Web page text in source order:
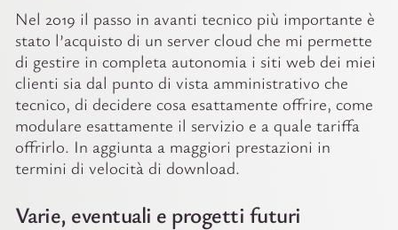
Nel 2019 il passo in avanti tecnico più importante è
stato l’acquisto di un server cloud che mi permette
di gestire in completa autonomia i siti web dei miei
clienti sia dal punto di vista amministrativo che
tecnico, di decidere cosa esattamente offrire, come
modulare esattamente il servizio e a quale tariffa
offrirlo. In aggiunta a maggiori prestazioni in
termini di velocità di download.
Varie, eventuali e progetti futuri